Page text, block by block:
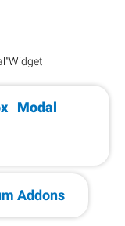
Modal
Addons